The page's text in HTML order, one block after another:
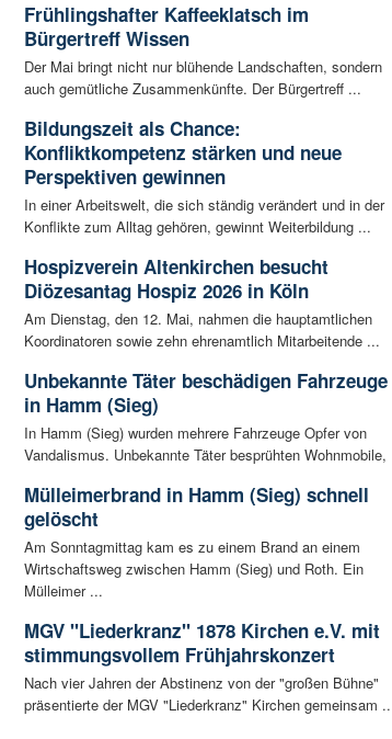
Frühlingshafter Kaffeeklatsch im
Bürgertreff Wissen
Der Mai bringt nicht nur blühende Landschaften, sondern
auch gemütliche Zusammenkünfte. Der Bürgertreff ...
Bildungszeit als Chance:
Konfliktkompetenz stärken und neue
Perspektiven gewinnen
In einer Arbeitswelt, die sich ständig verändert und in der
Konflikte zum Alltag gehören, gewinnt Weiterbildung ...
Hospizverein Altenkirchen besucht
Diözesantag Hospiz 2026 in Köln
Am Dienstag, den 12. Mai, nahmen die hauptamtlichen
Koordinatoren sowie zehn ehrenamtlich Mitarbeitende ...
Unbekannte Täter beschädigen Fahrzeuge
in Hamm (Sieg)
In Hamm (Sieg) wurden mehrere Fahrzeuge Opfer von
Vandalismus. Unbekannte Täter besprühten Wohnmobile,
Mülleimerbrand in Hamm (Sieg) schnell
gelöscht
Am Sonntagmittag kam es zu einem Brand an einem
Wirtschaftsweg zwischen Hamm (Sieg) und Roth. Ein
Mülleimer ...
MGV "Liederkranz" 1878 Kirchen e.V. mit
stimmungsvollem Frühjahrskonzert
Nach vier Jahren der Abstinenz von der "großen Bühne"
präsentierte der MGV "Liederkranz" Kirchen gemeinsam